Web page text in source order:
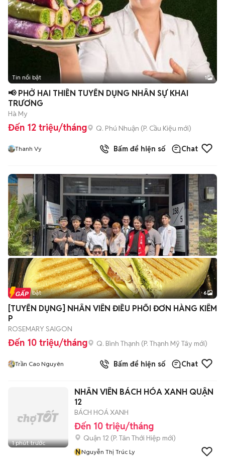
Tin nổi bật 1
📢 PHỞ HAI THIỀN TUYỂN DỤNG NHÂN SỰ KHAI
TRƯƠNG
Hà My
Đến 12 triệu/tháng Q. Phú Nhuận (P. Cầu Kiệu mới)
Thanh Vy Bấm để hiện số Chat
+2
Tin nổi bật 6
[TUYỂN DỤNG] NHÂN VIÊN ĐIỀU PHỐI ĐƠN HÀNG KIÊM
P
ROSEMARY SAIGON
Đến 10 triệu/tháng Q. Bình Thạnh (P. Thạnh Mỹ Tây mới)
Trần Cao Nguyên Bấm để hiện số Chat
1 phút trước
NHÂN VIÊN BÁCH HÓA XANH QUẬN
12
BÁCH HOÁ XANH
Đến 10 triệu/tháng
Quận 12 (P. Tân Thới Hiệp mới)
NNguyễn Thị Trúc Ly